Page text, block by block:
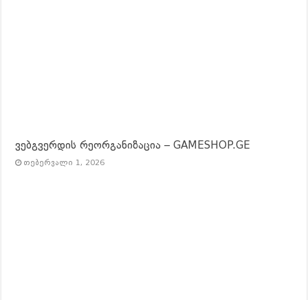
ვებგვერდის რეორგანიზაცია – GAMESHOP.GE
თებერვალი 1, 2026